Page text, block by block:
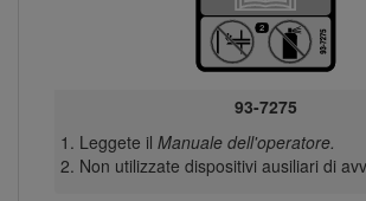
93-7275
Leggete il Manuale dell'operatore.
Non utilizzate dispositivi ausiliari di